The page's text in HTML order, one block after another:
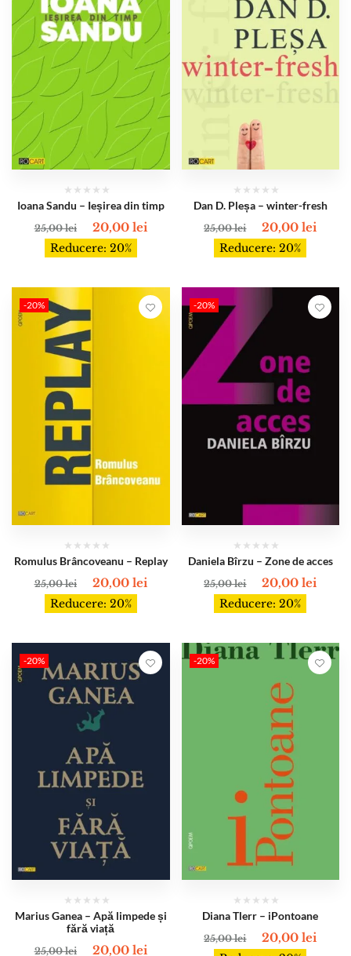
Ioana Sandu – Ieșirea din timp
25,00lei 20,00 lei
Reducere: 20%
Dan D. Pleșa – winter-fresh
25,00lei 20,00lei
Reducere: 20%
-20%
Romulus Brâncoveanu – Replay
25,00lei 20,00 lei
Reducere: 20%
-20%
Daniela Bîrzu – Zone de acces
25,00lei 20,00lei
Reducere: 20%
-20%
Marius Ganea – Apă limpede și
fără viață
25,00lei 20,00 lei
-20%
Diana Tlerr – iPontoane
25,00lei 20,00lei